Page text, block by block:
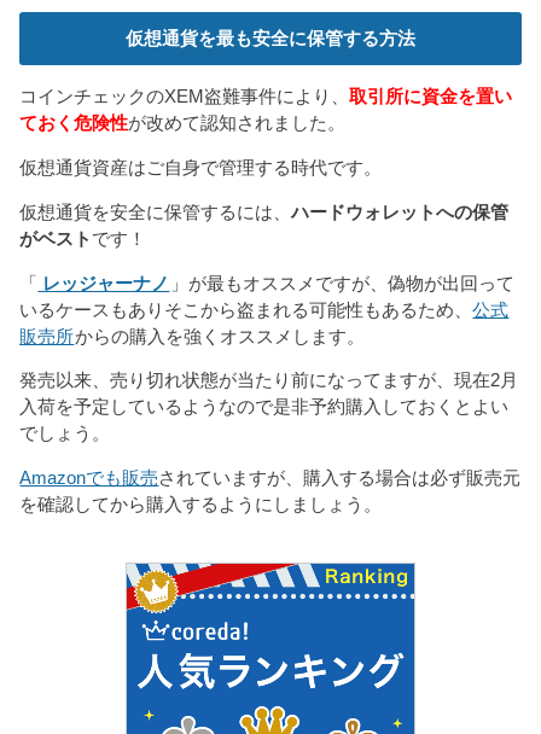
仮想通貨を最も安全に保管する方法
コインチェックのXEM盗難事件により、取引所に資金を置い
ておく危険性が改めて認知されました。
仮想通貨資産はご自身で管理する時代です。
仮想通貨を安全に保管するには、ハードウォレットへの保管
がベスト です！
「 レッジャーナノ 」が最もオススメですが、偽物が出回って
いるケースもありそこから盗まれる可能性もあるため、公式
販売所からの購入を強くオススメします。
発売以来、売り切れ状態が当たり前になってますが、現在2月
入荷を予定しているようなので是非予約購入しておくとよい
でしょう。
Amazonでも販売されていますが、購入する場合は必ず販売元
を確認してから購入するようにしましょう。